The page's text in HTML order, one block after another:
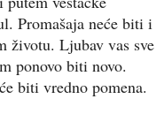
Promašaja neće biti i
životu. Ljubav vas sve
ponovo biti novo.
biti vredno pomena.